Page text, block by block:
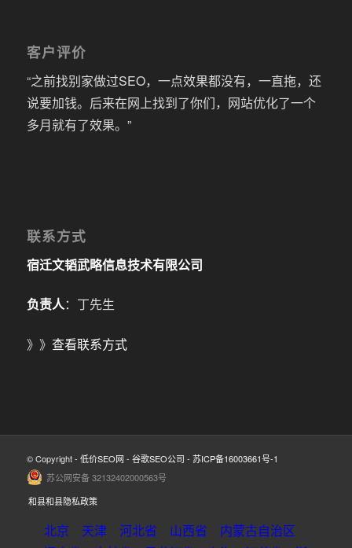
客户评价
“之前找别家做过SEO，一点效果都没有，一直拖，还
说要加钱。后来在网上找到了你们，网站优化了一个
多月就有了效果。”
联系方式
宿迁文韬武略信息技术有限公司
负责人：丁先生
》》 查看联系方式
© Copyright - 低价SEO网 - 谷歌SEO公司 - 苏ICP备16003661号-1
苏公网安备 32132402000563号
和县和县隐私政策
北京 天津 河北省 山西省
内蒙古自治区